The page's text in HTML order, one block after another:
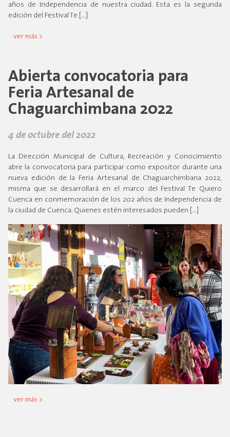
años de Independencia de nuestra ciudad. Esta es la segunda
edición del Festival Te […]
ver más >
Abierta convocatoria para
Feria Artesanal de
Chaguarchimbana 2022
4 de octubre del 2022
La Dirección Municipal de Cultura, Recreación y Conocimiento
abre la convocatoria para participar como expositor durante una
nueva edición de la Feria Artesanal de Chaguarchimbana 2022,
misma que se desarrollará en el marco del Festival Te Quiero
Cuenca en conmemoración de los 202 años de Independencia de
la ciudad de Cuenca. Quienes estén interesados pueden […]
ver más >